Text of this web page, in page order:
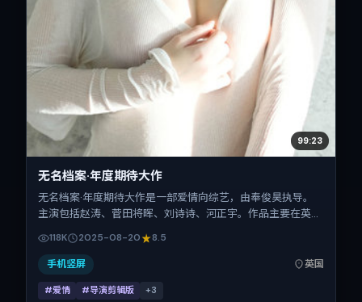
99:23
无名档案·年度期待大作
无名档案·年度期待大作是一部爱情向综艺，由奉俊昊执导。
主演包括赵涛、菅田将晖、刘诗诗、河正宇。作品主要在英国
08-20，正片时长143分钟。
118K 2025-08-20 8.5
手机竖屏 英国
#爱情 #导演剪辑版 +3